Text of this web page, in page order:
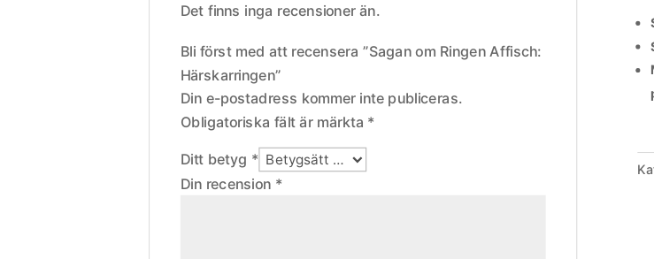
Det finns inga recensioner än.
Bli först med att recensera ”Sagan om Ringen Affisch:
Härskarringen”
Din e-postadress kommer inte publiceras.
Obligatoriska fält är märkta *
Ditt betyg *
Din recension *